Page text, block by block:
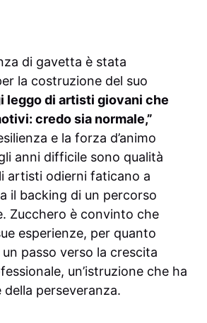
di gavetta è stata
la costruzione del suo
leggo di artisti giovani che
credo sia normale,”
e la forza d’animo
anni difficile sono qualità
artisti odierni faticano a
il backing di un percorso
Zucchero è convinto che
esperienze, per quanto
passo verso la crescita
un’istruzione che ha
perseveranza.